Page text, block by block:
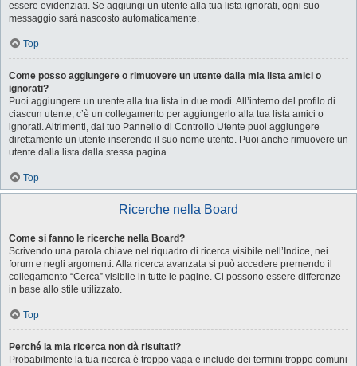
essere evidenziati. Se aggiungi un utente alla tua lista ignorati, ogni suo
messaggio sarà nascosto automaticamente.
Top
Come posso aggiungere o rimuovere un utente dalla mia lista amici o
ignorati?
Puoi aggiungere un utente alla tua lista in due modi. All’interno del profilo di
ciascun utente, c’è un collegamento per aggiungerlo alla tua lista amici o
ignorati. Altrimenti, dal tuo Pannello di Controllo Utente puoi aggiungere
direttamente un utente inserendo il suo nome utente. Puoi anche rimuovere un
utente dalla lista dalla stessa pagina.
Top
Ricerche nella Board
Come si fanno le ricerche nella Board?
Scrivendo una parola chiave nel riquadro di ricerca visibile nell’Indice, nei
forum e negli argomenti. Alla ricerca avanzata si può accedere premendo il
collegamento “Cerca” visibile in tutte le pagine. Ci possono essere differenze
in base allo stile utilizzato.
Top
Perché la mia ricerca non dà risultati?
Probabilmente la tua ricerca è troppo vaga e include dei termini troppo comuni